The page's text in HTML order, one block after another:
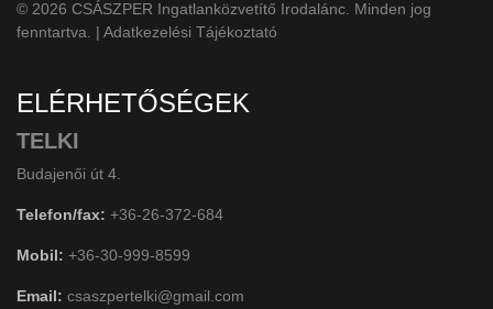
© 2026 CSÁSZPER Ingatlanközvetítő Irodalánc. Minden jog
fenntartva. | Adatkezelési Tájékoztató
ELÉRHETŐSÉGEK
TELKI
Budajenői út 4.
Telefon/fax: +36-26-372-684
Mobil: +36-30-999-8599
Email: csaszpertelki@gmail.com